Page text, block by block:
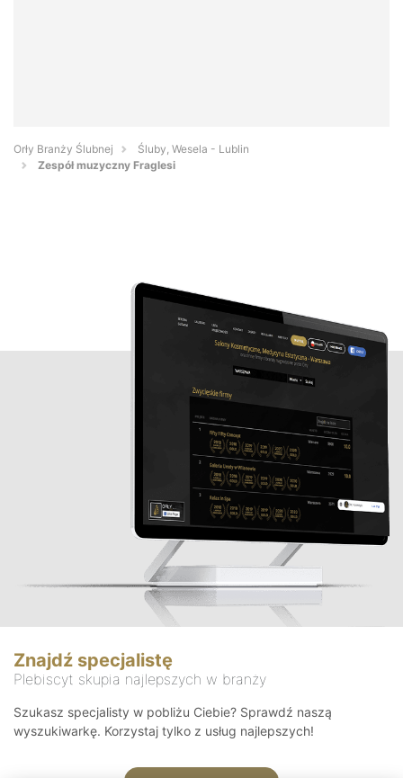
Orły Branży Ślubnej
Śluby, Wesela - Lublin
Zespół muzyczny Fraglesi
Znajdź specjalistę
Plebiscyt skupia najlepszych w branży
Szukasz specjalisty w pobliżu Ciebie? Sprawdź naszą
wyszukiwarkę. Korzystaj tylko z usług najlepszych!